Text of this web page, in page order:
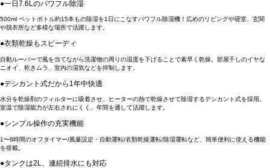
●一日7.6Lのパワフル除湿
500ml ペットボトル約15本もの除湿を1日にこなすパワフル除湿機！広めのリビングや寝室、玄関
や脱衣所など多様な場所で活躍します。
●衣類乾燥もスピーディ
自動ルーバーで風を当てながら洗濯物の周りの湿度を下げることで素早く乾燥。部屋干しのイヤな
ニオイ、乾きムラ、室内の湿気などを抑制します。
●デシカント式だから1年中快適
水分を乾燥剤のフィルターに吸着させ、ヒーターの熱で乾燥させて除湿するデシカント式を採用。
室温で除湿能力が左右されにくく、年間を通して活躍します。
●シンプル操作の充実機能
1〜8時間のオフタイマー/風量設定・自動運転/衣類乾燥運転/除湿運転など、簡単便利に使える機能
を搭載。
●タンクは2L、連続排水にも対応